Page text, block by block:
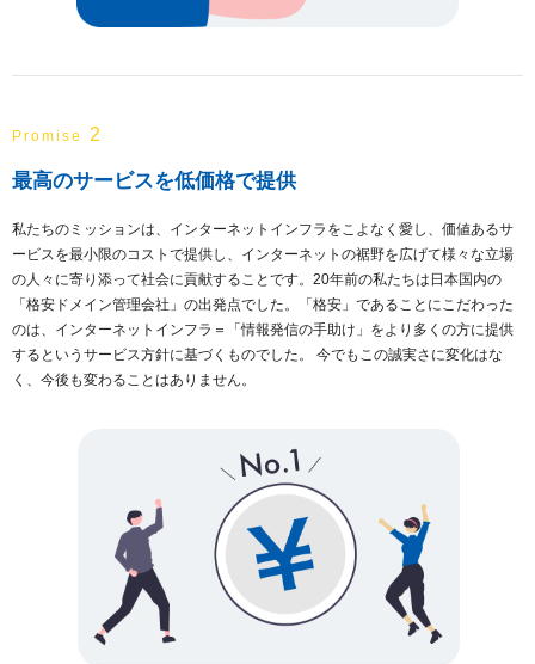
Promise 2
最高のサービスを低価格で提供
私たちのミッションは、インターネットインフラをこよなく愛し、価値あるサ
ービスを最小限のコストで提供し、インターネットの裾野を広げて様々な立場
の人々に寄り添って社会に貢献することです。20年前の私たちは日本国内の
「格安ドメイン管理会社」の出発点でした。「格安」であることにこだわった
のは、インターネットインフラ＝「情報発信の手助け」をより多くの方に提供
するというサービス方針に基づくものでした。 今でもこの誠実さに変化はな
く、今後も変わることはありません。